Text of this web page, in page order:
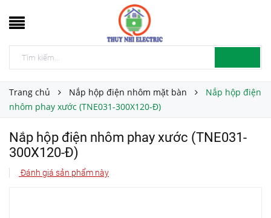
Trang chủ Nắp hộp điện nhôm mặt bàn
Nắp hộp điện
nhôm phay xước (TNE031-300X120-Đ)
Nắp hộp điện nhôm phay xước (TNE031-
300X120-Đ)
Đánh giá sản phẩm này